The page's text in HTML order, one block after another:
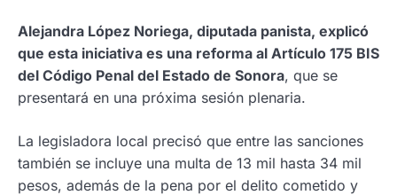
Alejandra López Noriega, diputada panista, explicó
que esta iniciativa es una reforma al Artículo 175 BIS
del Código Penal del Estado de Sonora, que se
presentará en una próxima sesión plenaria.
La legisladora local precisó que entre las sanciones
también se incluye una multa de 13 mil hasta 34 mil
pesos, además de la pena por el delito cometido y